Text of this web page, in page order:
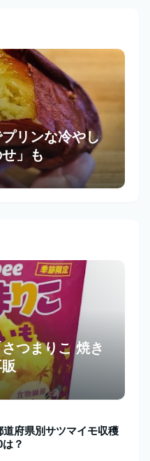
プリンな冷やし
」も
つまりこ 焼き
道府県別サツマイモ収穫
？